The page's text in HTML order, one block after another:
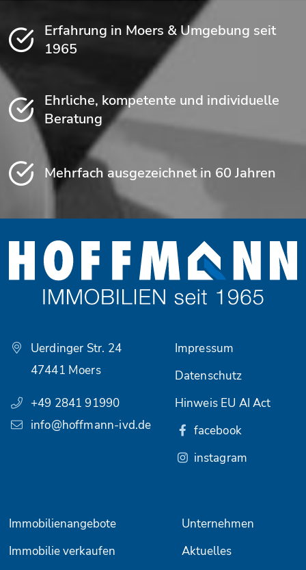
Erfahrung in Moers & Umgebung seit
1965
Ehrliche, kompetente und individuelle
Beratung
Mehrfach ausgezeichnet in 60 Jahren
Uerdinger Str. 24
47441 Moers
+49 2841 91990
info@hoffmann-ivd.de
Immobilienangebote
Unternehmen
Immobilie verkaufen
Aktuelles
Impressum
Datenschutz
Hinweis EU AI Act
facebook
instagram